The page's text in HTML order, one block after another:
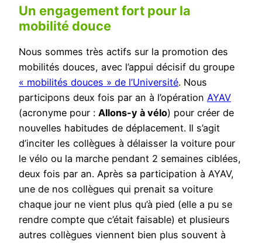
Un engagement fort pour la
mobilité douce
Nous sommes très actifs sur la promotion des
mobilités douces, avec l’appui décisif du groupe
« mobilités douces » de l’Université. Nous
participons deux fois par an à l’opération AYAV
(acronyme pour : Allons-y à vélo) pour créer de
nouvelles habitudes de déplacement. Il s’agit
d’inciter les collègues à délaisser la voiture pour
le vélo ou la marche pendant 2 semaines ciblées,
deux fois par an. Après sa participation à AYAV,
une de nos collègues qui prenait sa voiture
chaque jour ne vient plus qu’à pied (elle a pu se
rendre compte que c’était faisable) et plusieurs
autres collègues viennent bien plus souvent à